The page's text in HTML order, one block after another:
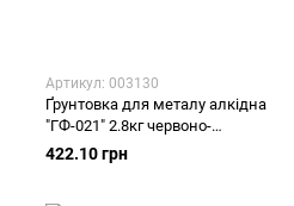
Артикул: 003130
Ґрунтовка для металу алкідна
"ГФ-021" 2.8кг червоно-
коричнева
422.10 грн